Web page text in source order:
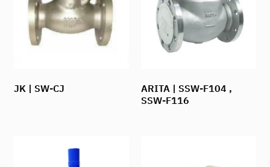
JK | SW-CJ ARITA | SSW-F104 ,
SSW-F116